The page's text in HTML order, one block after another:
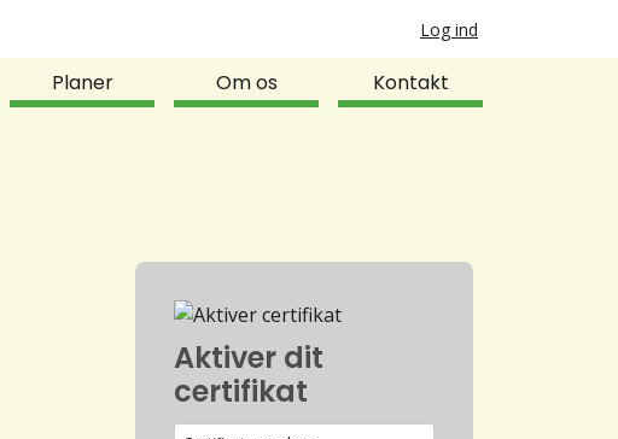
Log ind
Planer Om os Kontakt
Aktiver dit
certifikat